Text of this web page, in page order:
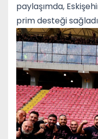
paylaşımda,
prim desteği